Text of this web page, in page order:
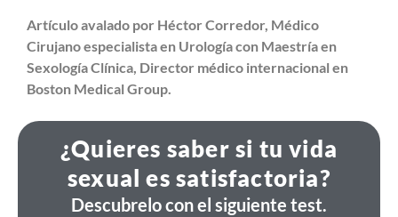
Artículo avalado por Héctor Corredor, Médico
Cirujano especialista en Urología con Maestría en
Sexología Clínica, Director médico internacional en
Boston Medical Group.
¿Quieres saber si tu vida
sexual es satisfactoria?
Descubrelo con el siguiente test.